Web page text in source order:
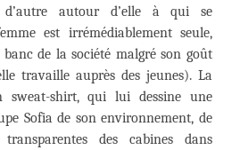
d’autre autour d’elle à qui se
est irrémédiablement seule,
de la société malgré son goût
travaille auprès des jeunes). La
sweat-shirt, qui lui dessine une
Sofia de son environnement, de
des cabines dans